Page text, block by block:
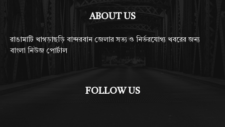
ABOUT US
রাঙামাটি খাগড়াছড়ি বান্দরবান জেলার সত্য ও নির্ভরযোগ্য খবরের জন্য
বাংলা নিউজ পোর্টাল
FOLLOW US